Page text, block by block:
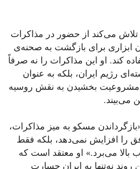
تلاش می‌کند از حضور در مذاکرات
ابزاری برای بازگشت به صحنه‌ی
کند. او این مذاکرات را نه صرفاً
رژیم ایران، بلکه به‌ عنوان
مشروعیت‌ بخشیدن به نقش روسیه
می‌بیند.
مسکو به میز مذاکرات،
را افزایش نمی‌دهد، بلکه فقط
بالا می‌برد.» او معتقد است که
نه‌تنها به ایران جسارت